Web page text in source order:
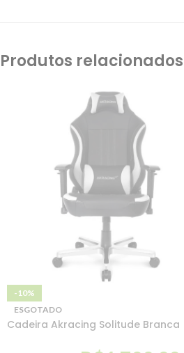
Produtos relacionados
-10%
ESGOTADO
Cadeira Akracing Solitude Branca